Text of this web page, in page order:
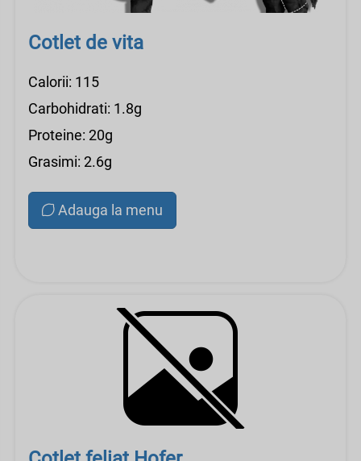
Cotlet de vita
Calorii: 115
Carbohidrati: 1.8g
Proteine: 20g
Grasimi: 2.6g
Adauga la menu